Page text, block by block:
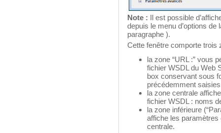
Note : Il est possible
depuis le menu d’options de
paragraphe ).
Cette fenêtre comporte trois
la zone “URL :” vous
fichier WSDL du Web
box conservant sous
précédemment
la zone centrale
fichier WSDL : noms
la zone inférieure
affiche les paramètres
centrale.